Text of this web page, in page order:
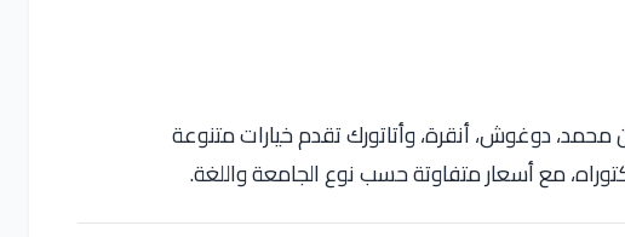
محمد، دوغوش، أنقرة، وأتاتورك تقدم خيارات متنوعة
مع أسعار متفاوتة حسب نوع الجامعة واللغة.